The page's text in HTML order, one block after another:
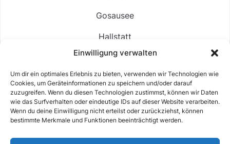
Einwilligung verwalten
Um dir ein optimales Erlebnis zu bieten, verwenden wir Technologien wie
Cookies, um Geräteinformationen zu speichern und/oder darauf
zuzugreifen. Wenn du diesen Technologien zustimmst, können wir Daten
wie das Surfverhalten oder eindeutige IDs auf dieser Website verarbeiten.
Wenn du deine Einwilligung nicht erteilst oder zurückziehst, können
bestimmte Merkmale und Funktionen beeinträchtigt werden.
Gosausee
Hallstatt
Langbathsee
Altausseer See
Hintersee